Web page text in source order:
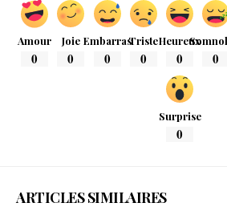
Amour
0
Joie
0
Embarras
0
Triste
0
Heureux
0 0
Surprise
0
ARTICLES SIMILAIRES